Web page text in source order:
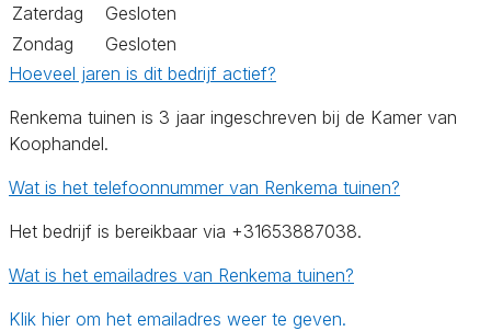
Zaterdag
Gesloten
Zondag
Gesloten
Hoeveel jaren is dit bedrijf actief?
Renkema tuinen is 3 jaar ingeschreven bij de Kamer van
Koophandel.
Wat is het telefoonnummer van Renkema tuinen?
Het bedrijf is bereikbaar via +31653887038.
Wat is het emailadres van Renkema tuinen?
Klik hier om het emailadres weer te geven.